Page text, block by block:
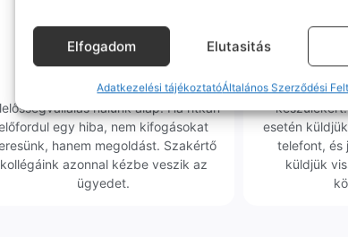
Elfogadom Elutasitás
Adatkezelési tájékoztatóÁltalános Szerződési
Korrekt Ügyintézés
Hibázni emberi dolog, de a
nálunk alap. Ha ritkán
egy hiba, nem kifogásokat
hanem megoldást. Szakértő
kollégáink azonnal kézbe veszik az
ügyedet.
Ha
esetén
telefont, és
küldjük